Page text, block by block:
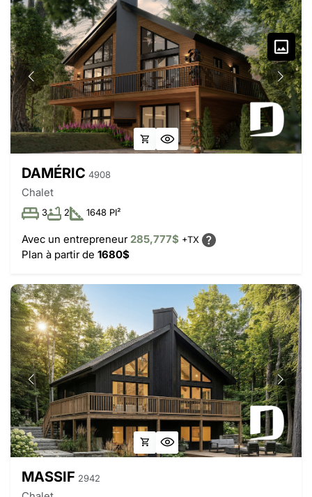
DAMÉRIC 4908
Chalet
3 2 1648 PI²
Avec un entrepreneur285,777$ +TX
Plan à partir de 1680$
MASSIF 2942